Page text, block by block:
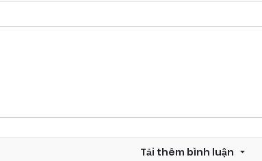
Tải thêm bình luận